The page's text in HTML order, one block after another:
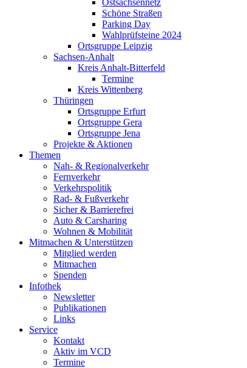
Ostsachsennetz
Schöne Straßen
Parking Day
Wahlprüfsteine 2024
Ortsgruppe Leipzig
Sachsen-Anhalt
Kreis Anhalt-Bitterfeld
Termine
Kreis Wittenberg
Thüringen
Ortsgruppe Erfurt
Ortsgruppe Gera
Ortsgruppe Jena
Projekte & Aktionen
Themen
Nah- & Regionalverkehr
Fernverkehr
Verkehrspolitik
Rad- & Fußverkehr
Sicher & Barrierefrei
Auto & Carsharing
Wohnen & Mobilität
Mitmachen & Unterstützen
Mitglied werden
Mitmachen
Spenden
Infothek
Newsletter
Publikationen
Links
Service
Kontakt
Aktiv im VCD
Termine